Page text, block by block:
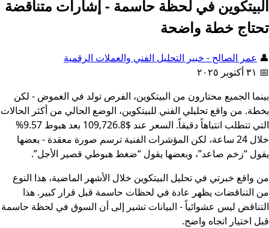
البيتكوين في لحظة حاسمة - إشارات متناقضة
تحتاج خطة واضحة
👤 عمر الصالح - خبير التحليل الفني والعملات الرقمية
📅 ٣١ أكتوبر ٢٠٢٥
بينما الجميع محتارون من البيتكوين، الفرص تولد في الغموض - لكن
بخطة. من واقع تحليلي الفني للبيتكوين، الوضع الحالي من أكثر الحالات
التي تتطلب انتباهاً دقيقاً. السعر عند $109,726.8 بعد هبوط 9.57%
خلال 24 ساعة، لكن المؤشرات الفنية ترسم صورة معقدة - بعضها
يقول “زخم صاعد”، وبعضها يقول “ضغط هبوطي قصير الأجل”.
من واقع خبرتي في تحليل البيتكوين خلال الأشهر الماضية، هذا النوع
من التناقضات يظهر عادة في لحظات حاسمة قبل قرار كبير. هذا
التناقض ليس عشوائياً - البيانات تشير إلى أن السوق في لحظة حاسمة
قبل اختيار اتجاه واضح.